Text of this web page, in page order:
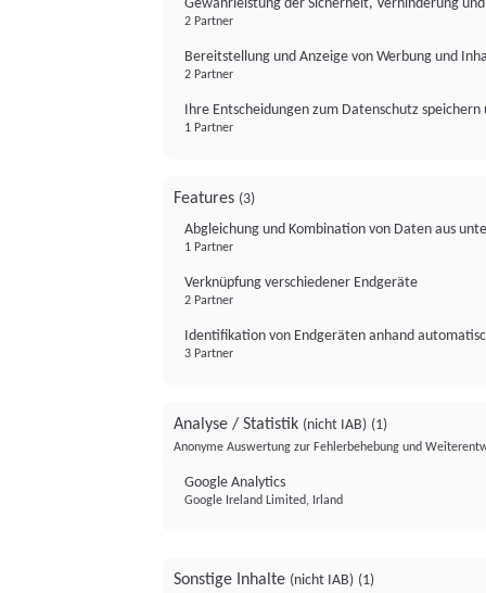
Gewährleistung der Sicherheit, Verhinderung
2 Partner
Bereitstellung und Anzeige von Werbung und
2 Partner
Ihre Entscheidungen zum Datenschutz
1 Partner
Features (3)
Abgleichung und Kombination von Daten aus
1 Partner
Verknüpfung verschiedener Endgeräte
2 Partner
Identifikation von Endgeräten anhand
3 Partner
Analyse / Statistik (nicht IAB) (1)
Anonyme Auswertung zur Fehlerbehebung und
Google Analytics
Google Ireland Limited, Irland
Sonstige Inhalte (nicht IAB) (1)